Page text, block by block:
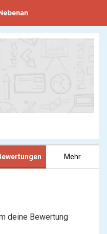
Mehr
deine Bewertung